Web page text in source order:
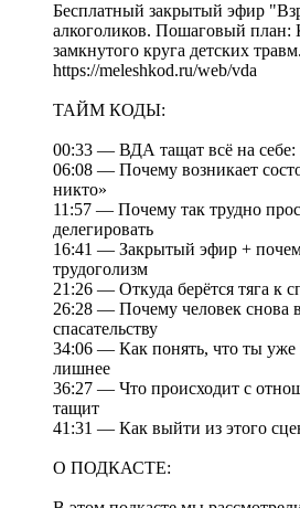
Бесплатный закрытый эфир
алкоголиков. Пошаговый план:
замкнутого круга детских
https://meleshkod.ru/web/vda
ТАЙМ КОДЫ:
00:33 — ВДА тащат всё на себе:
06:08 — Почему возникает
никто»
11:57 — Почему так трудно
делегировать
16:41 — Закрытый эфир +
трудоголизм
21:26 — Откуда берётся тяга к
26:28 — Почему человек снова
спасательству
34:06 — Как понять, что ты
лишнее
36:27 — Что происходит с
тащит
41:31 — Как выйти из этого
О ПОДКАСТЕ: